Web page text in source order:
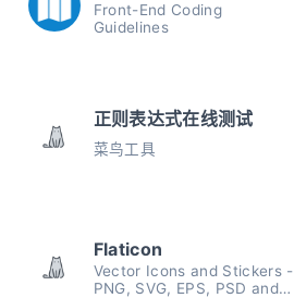
Front-End Coding
Guidelines
正则表达式在线测试
菜鸟工具
Flaticon
Vector Icons and Stickers -
PNG, SVG, EPS, PSD and